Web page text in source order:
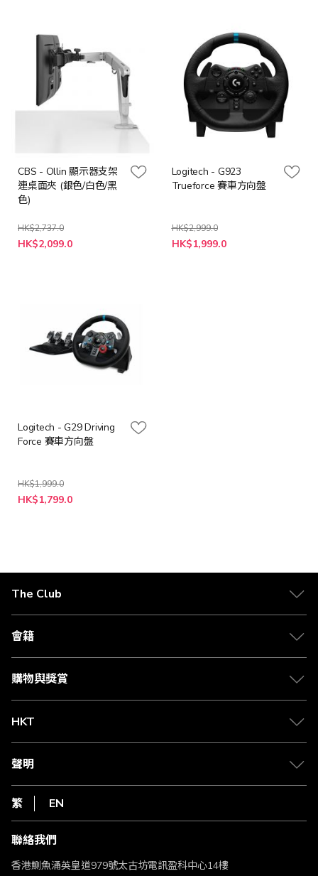
CBS - Ollin 顯示器支架
連桌面夾 (銀色/白色/黑
色)
HK$2,737.0
HK$2,099.0
Logitech - G923
Trueforce 賽車方向盤
HK$2,999.0
特
殊
HK$1,999.0
Logitech - G29 Driving
Force 賽車方向盤
HK$1,999.0
特
殊
HK$1,799.0
The Club
關於 The Club
合作夥伴
媒體中心
會籍
會籍及專屬禮遇
賺取積分
購物與獎賞
物流與配送
Club Shopping 商品領取站
常見問題
HKT
csl.
1010
HKT
聲明
私隱聲明
使用條款
條款及細則
不歧視及不騷擾聲明
認可牌照及通告
繁 EN
聯絡我們
香港鰂魚涌英皇道979號太古坊電訊盈科中心14樓